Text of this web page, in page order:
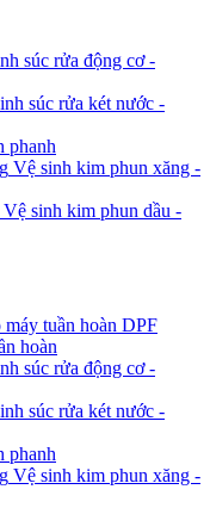
súc rửa động cơ -
súc rửa két nước -
phanh
Vệ sinh kim phun xăng -
Vệ sinh kim phun dầu -
DPF
hoàn
súc rửa động cơ -
súc rửa két nước -
phanh
Vệ sinh kim phun xăng -